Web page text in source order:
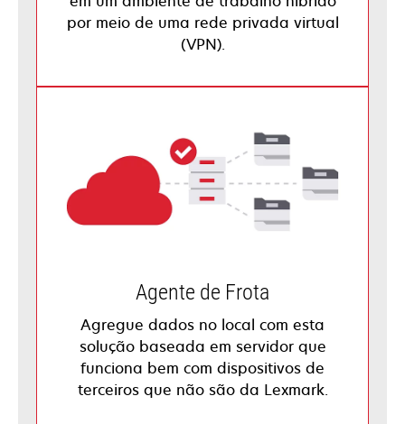
por meio de uma rede privada virtual
(VPN).
Agente de Frota
Agregue dados no local com esta
solução baseada em servidor que
funciona bem com dispositivos de
terceiros que não são da Lexmark.